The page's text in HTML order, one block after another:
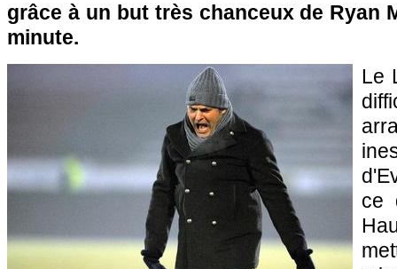
grâce à un but très chanceux de Ryan
minute.
Le
ce